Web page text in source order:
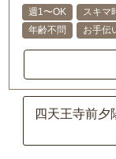
週1〜OK スキマ
年齢不問
お手伝
四天王寺前夕